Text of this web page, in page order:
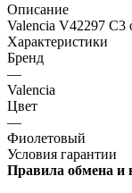
Описание
Valencia V42297 C3
Характеристики
Бренд
—
Valencia
Цвет
—
Фиолетовый
Условия гарантии
Правила обмена и